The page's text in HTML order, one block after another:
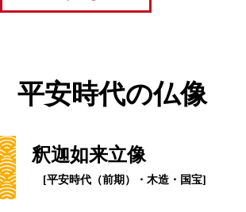
平安時代の仏像
釈迦如来立像
[平安時代（前期）・木造・国宝]